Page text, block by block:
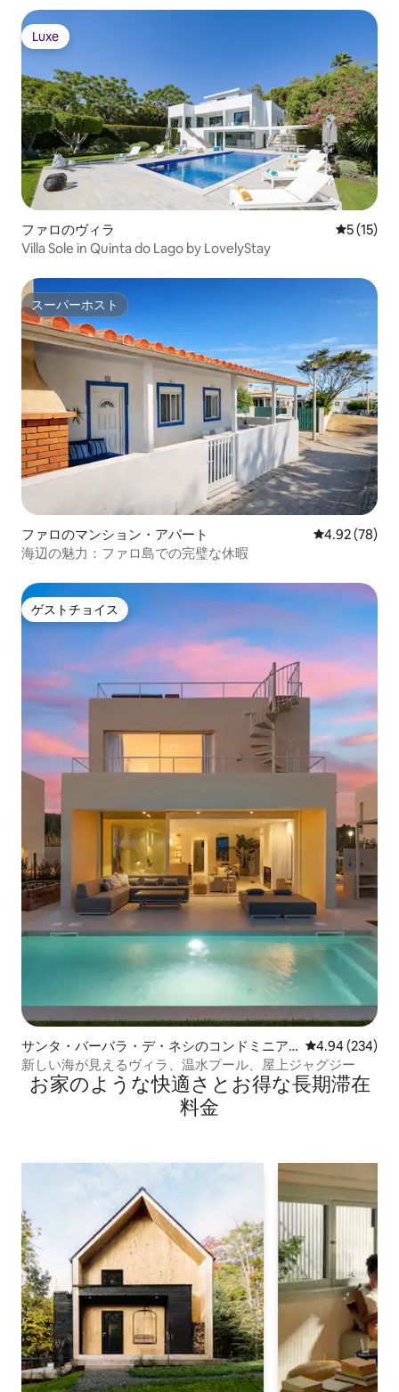
Luxe
Luxe
ファロのヴィラ レビュー
5 (15)
Villa Sole in Quinta do Lago by LovelyStay
スーパーホスト
スーパーホスト
ファロのマンション・アパート レビュー78
4.92 (78)
海辺の魅力：ファロ島での完璧な休暇
ゲストチョイス
ゲストチョイス
サンタ・バーバラ・デ・ネシのコンドミニア
ム
レビュー234
4.94 (234)
新しい海が見えるヴィラ、温水プール、屋上ジャグジー
お家のような快⁠適⁠さ⁠とお⁠得⁠な長⁠期⁠滞⁠在
料⁠金